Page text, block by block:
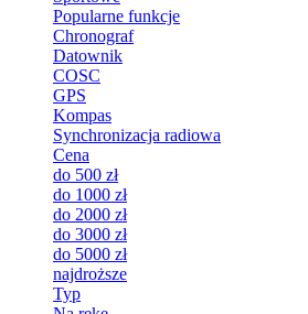
Popularne funkcje
Chronograf
Datownik
COSC
GPS
Kompas
Synchronizacja radiowa
Cena
do 500 zł
do 1000 zł
do 2000 zł
do 3000 zł
do 5000 zł
najdroższe
Typ